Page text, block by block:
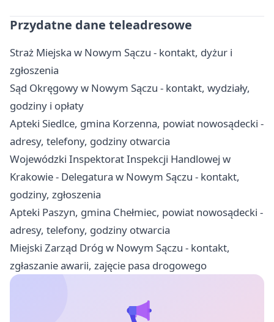
Przydatne dane teleadresowe
Straż Miejska w Nowym Sączu - kontakt, dyżur i
zgłoszenia
Sąd Okręgowy w Nowym Sączu - kontakt, wydziały,
godziny i opłaty
Apteki Siedlce, gmina Korzenna, powiat nowosądecki -
adresy, telefony, godziny otwarcia
Wojewódzki Inspektorat Inspekcji Handlowej w
Krakowie - Delegatura w Nowym Sączu - kontakt,
godziny, zgłoszenia
Apteki Paszyn, gmina Chełmiec, powiat nowosądecki -
adresy, telefony, godziny otwarcia
Miejski Zarząd Dróg w Nowym Sączu - kontakt,
zgłaszanie awarii, zajęcie pasa drogowego